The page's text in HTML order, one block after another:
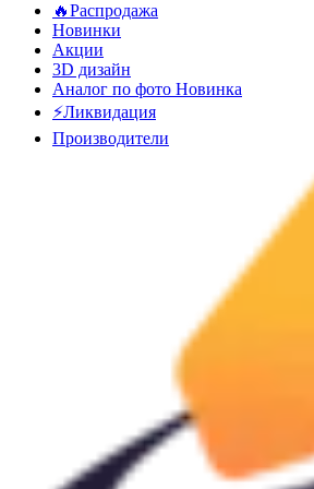
🔥Распродажа
Новинки
Акции
3D дизайн
Аналог по фото Новинка
⚡Ликвидация
Производители